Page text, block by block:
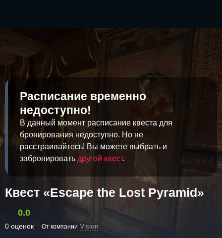
Расписание временно
недоступно!
В данный момент расписание квеста для
бронирования недоступно. Но не
расстраивайтесь! Вы можете выбрать и
забронировать другой квест.
Квест «Escape the Lost Pyramid»
0.0
0 оценок От компании Vision